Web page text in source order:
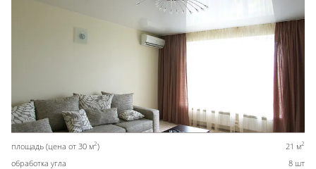
площадь (цена от 30 м2) 21 м2
обработка угла 8 шт